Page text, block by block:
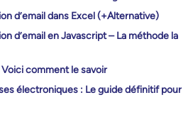
d’email dans Excel (+Alternative)
d’email en Javascript – La méthode la
comment le savoir
électroniques : Le guide définitif pour